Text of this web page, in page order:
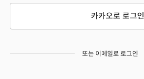
카카오로 로그인
또는 이메일로 로그인